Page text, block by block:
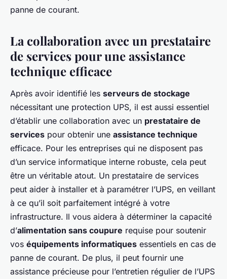
panne de courant.
La collaboration avec un prestataire
de services pour une assistance
technique efficace
Après avoir identifié les serveurs de stockage
nécessitant une protection UPS, il est aussi essentiel
d’établir une collaboration avec un prestataire de
services pour obtenir une assistance technique
efficace. Pour les entreprises qui ne disposent pas
d’un service informatique interne robuste, cela peut
être un véritable atout. Un prestataire de services
peut aider à installer et à paramétrer l’UPS, en veillant
à ce qu’il soit parfaitement intégré à votre
infrastructure. Il vous aidera à déterminer la capacité
d’alimentation sans coupure requise pour soutenir
vos équipements informatiques essentiels en cas de
panne de courant. De plus, il peut fournir une
assistance précieuse pour l’entretien régulier de l’UPS